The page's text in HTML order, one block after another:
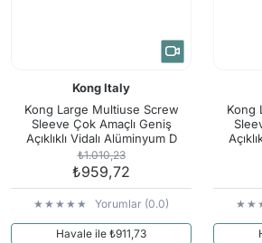
Kong Italy
Kong Large Multiuse Screw
Sleeve Çok Amaçlı Geniş
Açıklıklı Vidalı Alüminyum D
Karabina 737LA0RNPKK Red
₺1.010,23
₺959,72
Yorumlar (0.0)
Havale ile ₺911,73
Kong